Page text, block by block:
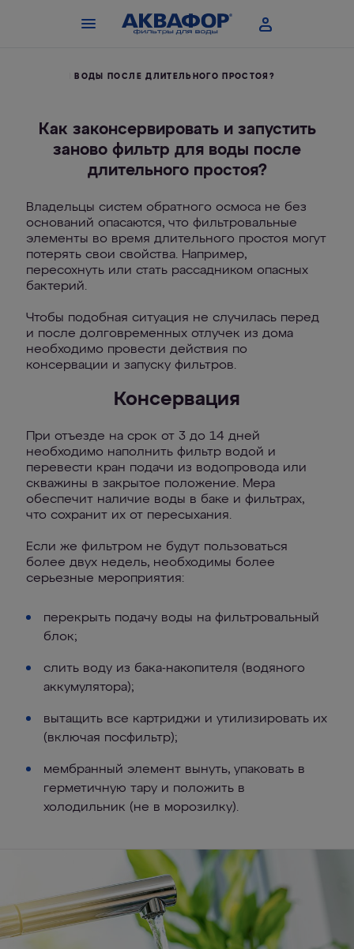
ФИЛЬТР ДЛЯ ВОДЫ ПОСЛЕ ДЛИТЕЛЬНОГО ПРОСТОЯ?
Как законсервировать и запустить
заново фильтр для воды после
длительного простоя?
Владельцы систем обратного осмоса не без
оснований опасаются, что фильтровальные
элементы во время длительного простоя могут
потерять свои свойства. Например,
пересохнуть или стать рассадником опасных
бактерий.
Чтобы подобная ситуация не случилась перед
и после долговременных отлучек из дома
необходимо провести действия по
консервации и запуску фильтров.
Консервация
При отъезде на срок от 3 до 14 дней
необходимо наполнить фильтр водой и
перевести кран подачи из водопровода или
скважины в закрытое положение. Мера
обеспечит наличие воды в баке и фильтрах,
что сохранит их от пересыхания.
Если же фильтром не будут пользоваться
более двух недель, необходимы более
серьезные мероприятия:
перекрыть подачу воды на фильтровальный
блок;
слить воду из бака-накопителя (водяного
аккумулятора);
вытащить все картриджи и утилизировать их
(включая посфильтр);
мембранный элемент вынуть, упаковать в
герметичную тару и положить в
холодильник (не в морозилку).